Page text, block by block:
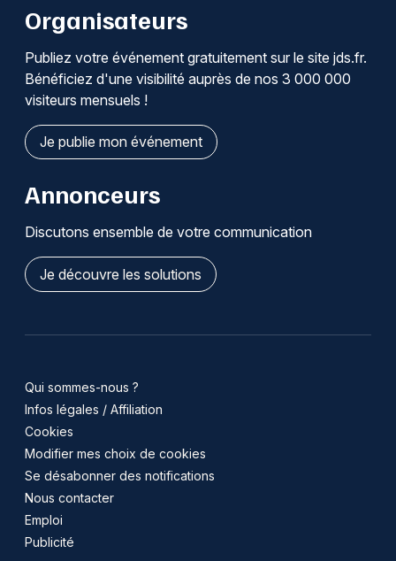
Organisateurs
Publiez votre événement gratuitement sur le site jds.fr.
Bénéficiez d'une visibilité auprès de nos 3 000 000
visiteurs mensuels !
Je publie mon événement
Annonceurs
Discutons ensemble de votre communication
Je découvre les solutions
Qui sommes-nous ?
Infos légales / Affiliation
Cookies
Modifier mes choix de cookies
Se désabonner des notifications
Nous contacter
Emploi
Publicité